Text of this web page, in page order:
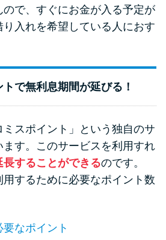
で、すぐにお金が入る予定が
入れを希望している人におす
で無利息期間が延びる！
スポイント」という独自のサ
す。このサービスを利用すれ
することができるのです。
するために必要なポイント数
なポイント